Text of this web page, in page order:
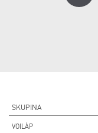
SKUPINA
VOILÀP